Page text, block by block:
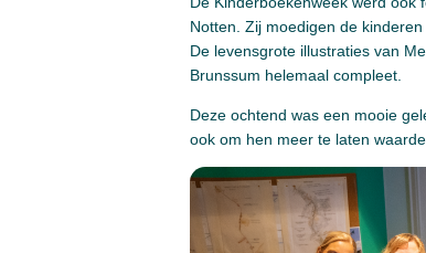
Notten. Zij moedigen de
De levensgrote illustraties van
Brunssum helemaal compleet.
Deze ochtend was een mooie
ook om hen meer te laten